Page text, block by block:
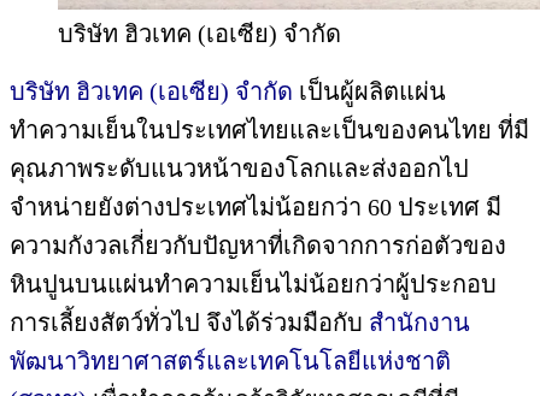
บริษัท ฮิวเทค (เอเซีย) จำกัด
บริษัท ฮิวเทค (เอเซีย) จำกัด เป็นผู้ผลิตแผ่น
ทำความเย็นในประเทศไทยและเป็นของคนไทย ที่มี
คุณภาพระดับแนวหน้าของโลกและส่งออกไป
จำหน่ายยังต่างประเทศไม่น้อยกว่า 60 ประเทศ มี
ความกังวลเกี่ยวกับปัญหาที่เกิดจากการก่อตัวของ
หินปูนบนแผ่นทำความเย็นไม่น้อยกว่าผู้ประกอบ
การเลี้ยงสัตว์ทั่วไป จึงได้ร่วมมือกับ สำนักงาน
พัฒนาวิทยาศาสตร์และเทคโนโลยีแห่งชาติ